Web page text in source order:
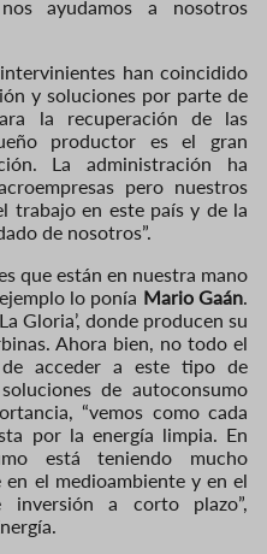
ayudamos a nosotros
han coincidido
y soluciones por parte de
la recuperación de las
productor es el gran
La administración ha
pero nuestros
trabajo en este país y de la
de nosotros”.
que están en nuestra mano
lo ponía Mario Gaán
Gloria’, donde producen su
Ahora bien, no todo el
acceder a este tipo de
de autoconsumo
“vemos como cada
por la energía limpia. En
está teniendo mucho
el medioambiente y en el
a corto plazo”,